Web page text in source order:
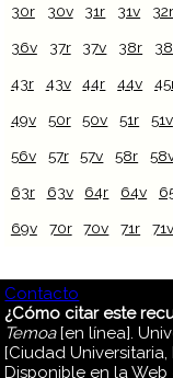
30r 30v 31r 31v 32r
36v 37r 37v 38r
43r 43v 44r 44v
49v 50r 50v 51r 51v
56v 57r 57v 58r
63r 63v 64r 64v
69v 70r 70v 71r 71v
Contacto
¿Cómo citar este
Temoa[en línea].
[Ciudad Universitaria,
Disponible en la